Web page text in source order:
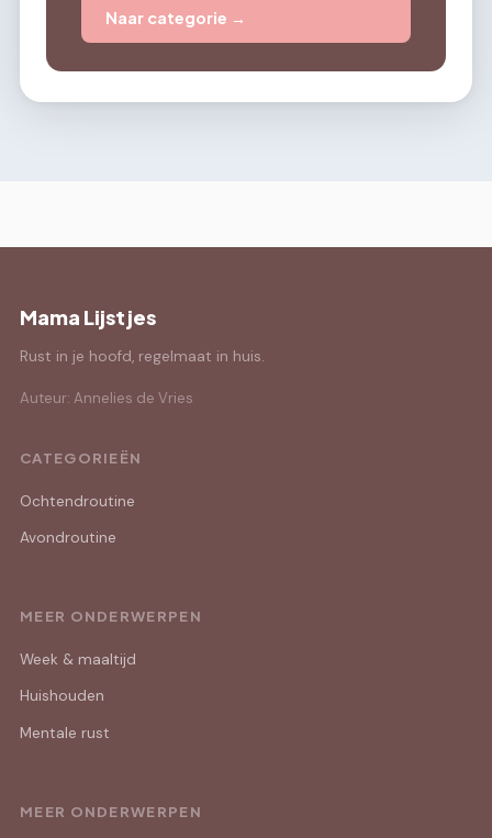
Naar categorie →
Mama Lijstjes
Rust in je hoofd, regelmaat in huis.
Auteur: Annelies de Vries
CATEGORIEËN
Ochtendroutine
Avondroutine
MEER ONDERWERPEN
Week & maaltijd
Huishouden
Mentale rust
MEER ONDERWERPEN